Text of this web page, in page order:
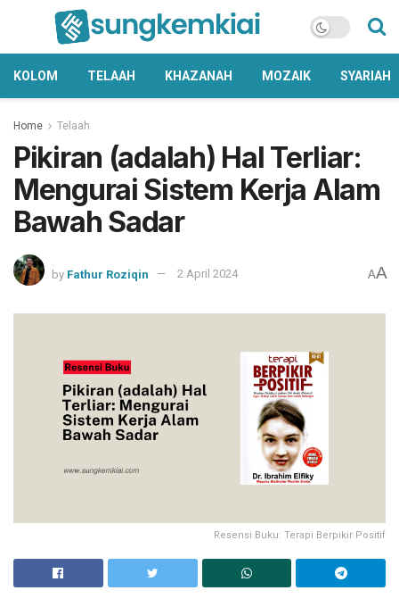
KOLOM TELAAH KHAZANAH MOZAIK SYARIAH
Home Telaah
Pikiran (adalah) Hal Terliar:
Mengurai Sistem Kerja Alam
Bawah Sadar
by Fathur Roziqin 2 April 2024 AA
Resensi Buku: Terapi Berpikir Positif